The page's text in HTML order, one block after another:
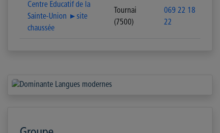
Centre Educatif de la
Sainte-Union ►site
chaussée
Tournai
(7500)
069 22 18
22